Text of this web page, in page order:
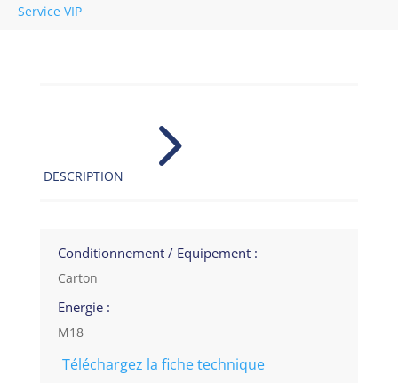
Service VIP
DESCRIPTION 5
Conditionnement / Equipement :
Carton
Energie :
M18
Téléchargez la fiche technique